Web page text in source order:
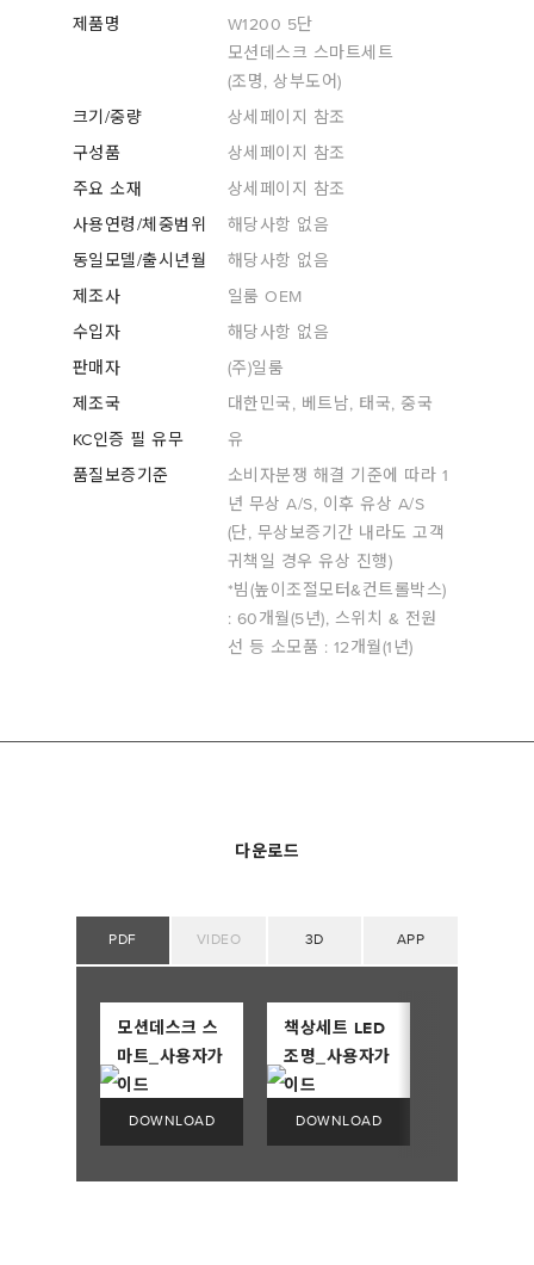
제품명
W1200 5단
모션데스크 스마트세트
(조명, 상부도어)
크기/중량
상세페이지 참조
구성품
상세페이지 참조
주요 소재
상세페이지 참조
사용연령/체중범위
해당사항 없음
동일모델/출시년월
해당사항 없음
제조사
일룸 OEM
수입자
해당사항 없음
판매자
(주)일룸
제조국
대한민국, 베트남, 태국, 중국
KC인증 필 유무
유
품질보증기준
소비자분쟁 해결 기준에 따라 1
년 무상 A/S, 이후 유상 A/S
(단, 무상보증기간 내라도 고객
귀책일 경우 유상 진행)
*빔(높이조절모터&컨트롤박스)
: 60개월(5년), 스위치 & 전원
선 등 소모품 : 12개월(1년)
다운로드
PDF VIDEO 3D APP
모션데스크 스
마트_사용자가
이드
책상세트 LED
조명_사용자가
이드